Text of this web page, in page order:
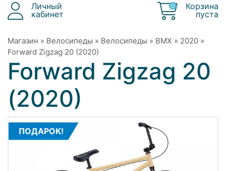
Личный
кабинет
0
Корзина
пуста
Магазин » Велосипеды » Велосипеды » BMX » 2020 »
Forward Zigzag 20 (2020)
Forward Zigzag 20
(2020)
ПОДАРОК!